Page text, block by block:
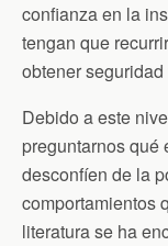
confianza en la
tengan que
obtener
Debido a este
preguntarnos qué
desconfíen de la
comportamientos
literatura se ha